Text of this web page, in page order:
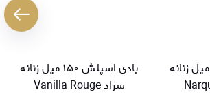
بادی اسپلش ۱۵۰ میل زنانه
بادی اسپلش ۱۵۰ میل زنانه
سراد Vanilla Rouge